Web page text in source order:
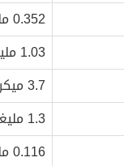
0.352 مليغرام
1.03 مليغرام
3.7 ميكروغرامات
1.3 مليغرام
0.116 مليغرام